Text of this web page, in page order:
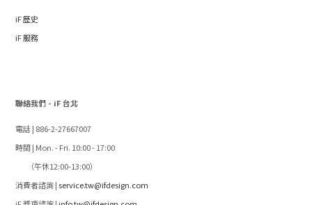
iF 歷史
iF 服務
聯絡我們 - iF 台北
電話 | 886-2-27667007
時間 | Mon. - Fri. 10:00 - 17:00
（午休12:00-13:00）
消費者諮詢 | service.tw@ifdesign.com